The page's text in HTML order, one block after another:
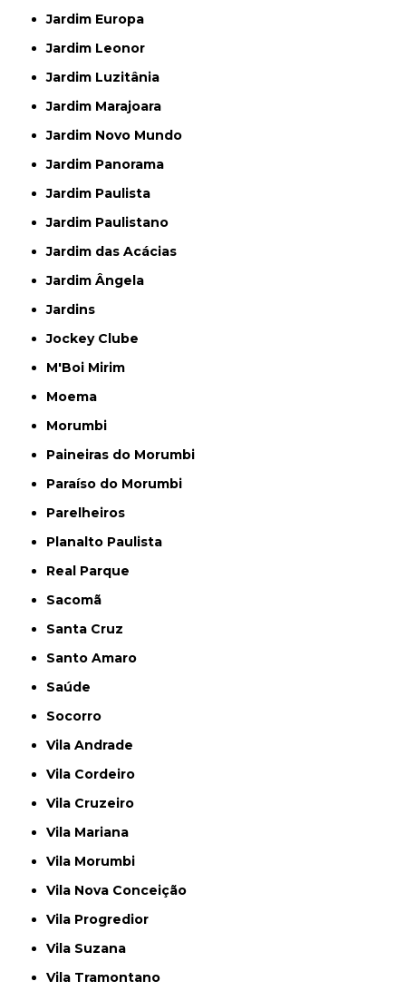
Jardim Europa
Jardim Leonor
Jardim Luzitânia
Jardim Marajoara
Jardim Novo Mundo
Jardim Panorama
Jardim Paulista
Jardim Paulistano
Jardim das Acácias
Jardim Ângela
Jardins
Jockey Clube
M'Boi Mirim
Moema
Morumbi
Paineiras do Morumbi
Paraíso do Morumbi
Parelheiros
Planalto Paulista
Real Parque
Sacomã
Santa Cruz
Santo Amaro
Saúde
Socorro
Vila Andrade
Vila Cordeiro
Vila Cruzeiro
Vila Mariana
Vila Morumbi
Vila Nova Conceição
Vila Progredior
Vila Suzana
Vila Tramontano